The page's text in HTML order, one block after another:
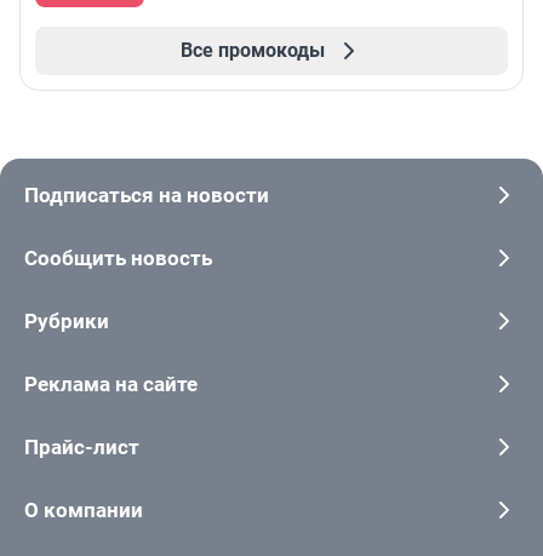
Все промокоды
Подписаться на новости
Сообщить новость
Рубрики
Реклама на сайте
Прайс-лист
О компании